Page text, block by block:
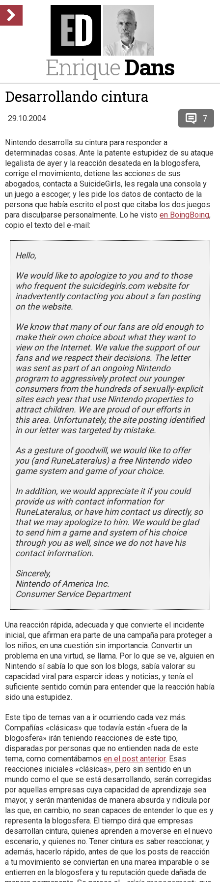
EnriqueDans
Desarrollando cintura
29.10.2004 7
Nintendo desarrolla su cintura para responder a
determinadas cosas. Ante la patente estupidez de su ataque
legalista de ayer y la reacción desateda en la blogosfera,
corrige el movimiento, detiene las acciones de sus
abogados, contacta a SuicideGirls, les regala una consola y
un juego a escoger, y les pide los datos de contacto de la
persona que había escrito el post que citaba los dos juegos
para disculparse personalmente. Lo he visto en BoingBoing,
copio el texto del e-mail:
Hello,
We would like to apologize to you and to those
who frequent the suicidegirls.com website for
inadvertently contacting you about a fan posting
on the website.
We know that many of our fans are old enough to
make their own choice about what they want to
view on the Internet. We value the support of our
fans and we respect their decisions. The letter
was sent as part of an ongoing Nintendo
program to aggressively protect our younger
consumers from the hundreds of sexually-explicit
sites each year that use Nintendo properties to
attract children. We are proud of our efforts in
this area. Unfortunately, the site posting identified
in our letter was targeted by mistake.
As a gesture of goodwill, we would like to offer
you (and RuneLateralus) a free Nintendo video
game system and game of your choice.
In addition, we would appreciate it if you could
provide us with contact information for
RuneLateralus, or have him contact us directly, so
that we may apologize to him. We would be glad
to send him a game and system of his choice
through you as well, since we do not have his
contact information.
Sincerely,
Nintendo of America Inc.
Consumer Service Department
Una reacción rápida, adecuada y que convierte el incidente
inicial, que afirman era parte de una campaña para proteger a
los niños, en una cuestión sin importancia. Convertir un
problema en una virtud, se llama. Por lo que se ve, alguien en
Nintendo sí sabía lo que son los blogs, sabía valorar su
capacidad viral para esparcir ideas y noticias, y tenía el
suficiente sentido común para entender que la reacción había
sido una estupidez.
Este tipo de temas van a ir ocurriendo cada vez más.
Compañías «clásicas» que todavía están «fuera de la
blogosfera» irán teniendo reacciones de este tipo,
disparadas por personas que no entienden nada de este
tema, como comentábamos en el post anterior. Esas
reacciones iniciales «clásicas», pero sin sentido en un
mundo como el que se está desarrollando, serán corregidas
por aquellas empresas cuya capacidad de aprendizaje sea
mayor, y serán mantenidas de manera absurda y ridícula por
las que, en cambio, no sean capaces de entender lo que es y
representa la blogosfera. El tiempo dirá que empresas
desarrollan cintura, quienes aprenden a moverse en el nuevo
escenario, y quienes no. Tener cintura es saber reaccionar, y
además, hacerlo rápido, antes de que los posts de reacción
a tu movimiento se conviertan en una marea imparable o se
entierren en la blogosfera y tu reputación quede dañada de